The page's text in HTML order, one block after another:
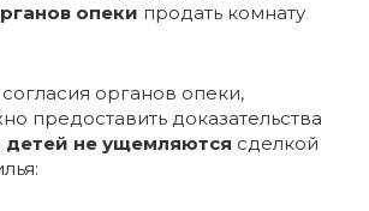
опеки продать комнату
органов опеки,
предоставить доказательства
детей не ущемляются сделкой